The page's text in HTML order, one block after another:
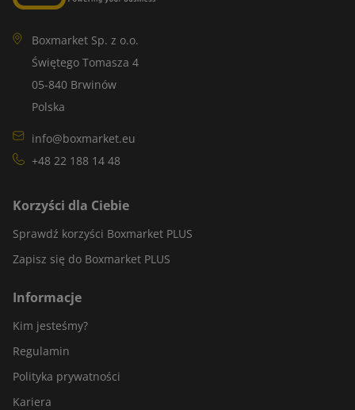
Boxmarket Sp. z o.o.
Świętego Tomasza 4
05-840 Brwinów
Polska
info@boxmarket.eu
+48 22 188 14 48
Korzyści dla Ciebie
Sprawdź korzyści Boxmarket PLUS
Zapisz się do Boxmarket PLUS
Informacje
Kim jesteśmy?
Regulamin
Polityka prywatności
Kariera